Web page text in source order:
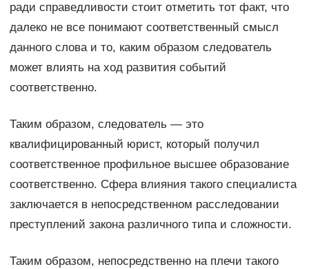
ради справедливости стоит отметить тот факт, что
далеко не все понимают соответственный смысл
данного слова и то, каким образом следователь
может влиять на ход развития событий
соответственно.
Таким образом, следователь — это
квалифицированный юрист, который получил
соответственное профильное высшее образование
соответственно. Сфера влияния такого специалиста
заключается в непосредственном расследовании
преступлений закона различного типа и сложности.
Таким образом, непосредственно на плечи такого